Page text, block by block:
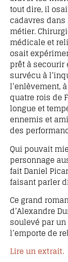
tout dire, il
cadavres
métier.
médicale et
osait
prêt à
survécu à
l’enlèvement,
quatre rois de
longue et
ennemis et
des
Qui pouvait
personnage
fait Daniel
faisant parler
Ce grand
d’Alexandre
soulevé par
l’emporte de
Lire un extrait.